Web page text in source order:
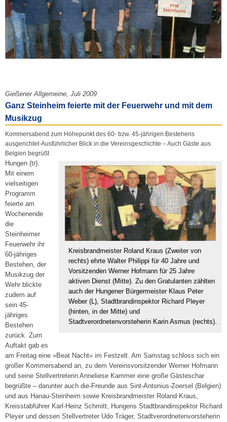
Gießener Allgemeine, Juli 2009
Ganz Steinheim feierte mit der Feuerwehr und mit dem
Musikzug
Kommersabend zum Höhepunkt des 60- bzw. 45-jährigen Bestehens
ausgerichtet-Ausführlicher Blick in die Vereinsgeschichte – Auch Gäste aus
Belgien begrüßt
Kreisbrandmeister Roland Kraus (Zweiter von
rechts) ehrte Walter Philippi für 40 Jahre und
Vorsitzenden Werner Hofmann für 25 Jahre
aktiven Dienst (Mitte). Zu den Gratulanten zählten
auch der Hungener Bürgermeister Klaus Peter
Weber (L), Stadtbrandinspektor Richard Pleyer
(hinten, in der Mitte) und
Stadtverordnetenvorsteherin Karin Asmus (rechts).
Hungen (tr).
Mit einem
vielseitigen
Programm
feierte am
Wochenende
die
Steinheimer
Feuerwehr ihr
60-jähriges
Bestehen, der
Musikzug der
Wehr blickte
zudem auf
sein 45-
jähriges
Bestehen
zurück. Zum
Auftakt gab es
am Freitag eine »Beat Nacht« im Festzelt. Am Samstag schloss sich ein
großer Kommersabend an, zu dem Vereinsvorsitzender Werner Hofmann
und seine Stellvertreterin Anneliese Kammer eine große Gästeschar
begrüßte – darunter auch die-Freunde aus Sint-Antonius-Zoersel (Belgien)
und aus Hanau-Steinheim sowie Kreisbrandmeister Roland Kraus,
Kreisstabführer Karl-Heinz Schmitt, Hungens Stadtbrandinspektor Richard
Pleyer und dessen Stellvertreter Udo Träger, Stadtverordnetenvorsteherin